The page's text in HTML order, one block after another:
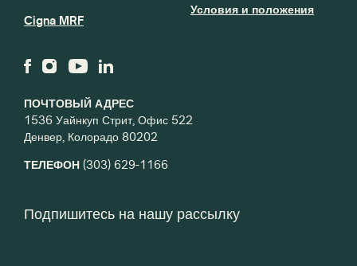
ПОЧТОВЫЙ АДРЕС
1536 Уайнкуп Стрит, Офис 522
Денвер, Колорадо 80202
ТЕЛЕФОН (303) 629-1166
Cigna MRF
Условия и положения
Подпишитесь на нашу рассылку